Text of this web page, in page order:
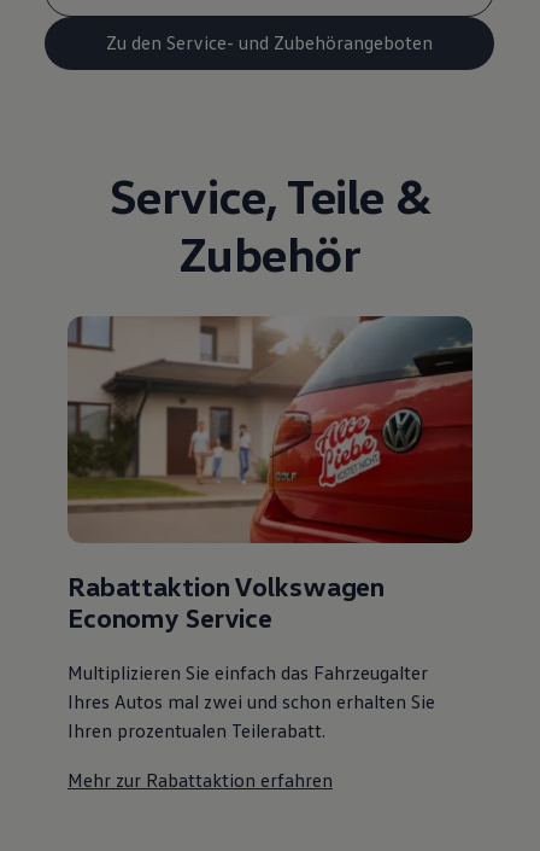
Zu den Service- und Zubehörangeboten
Service, Teile &
Zubehör
Rabattaktion Volkswagen
Economy Service
Multiplizieren Sie einfach das Fahrzeugalter
Ihres Autos mal zwei und schon erhalten Sie
Ihren prozentualen Teilerabatt.
Mehr zur Rabattaktion erfahren